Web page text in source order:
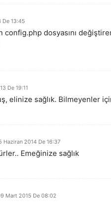
De 13:45
config.php dosyasını
De 19:11
elinize sağlık. Bilmeyenler
Haziran 2014 De 16:37
Emeğinize sağlık
Mart 2015 De 08:02